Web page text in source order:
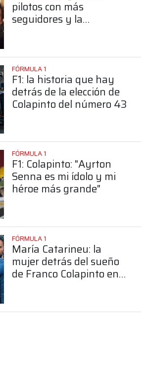
pilotos con más
seguidores y la
FÓRMULA 1
F1: la historia que hay
detrás de la elección de
Colapinto del número 43
FÓRMULA 1
F1: Colapinto: "Ayrton
Senna es mi ídolo y mi
héroe más grande"
FÓRMULA 1
María Catarineu: la
mujer detrás del sueño
de Franco Colapinto en